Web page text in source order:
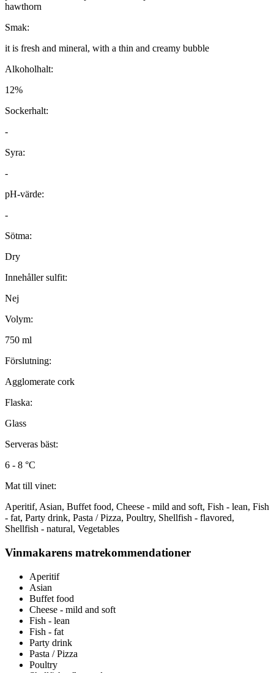
hawthorn
Smak:
it is fresh and mineral, with a thin and creamy bubble
Alkoholhalt:
12%
Sockerhalt:
-
Syra:
-
pH-värde:
-
Sötma:
Dry
Innehåller sulfit:
Nej
Volym:
750 ml
Förslutning:
Agglomerate cork
Flaska:
Glass
Serveras bäst:
6 - 8 °C
Mat till vinet:
Aperitif, Asian, Buffet food, Cheese - mild and soft, Fish - lean, Fish
- fat, Party drink, Pasta / Pizza, Poultry, Shellfish - flavored,
Shellfish - natural, Vegetables
Vinmakarens matrekommendationer
Aperitif
Asian
Buffet food
Cheese - mild and soft
Fish - lean
Fish - fat
Party drink
Pasta / Pizza
Poultry